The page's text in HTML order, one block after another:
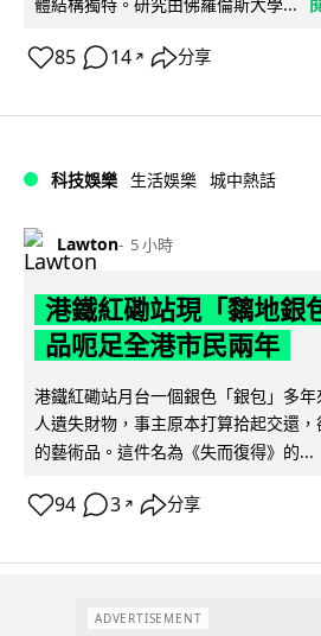
85 14 ↗ 分享
科技娛樂 生活娛樂 城中熱話
Lawton 5 小時
港鐵紅磡站現「黐地銀
品呃足全港市民兩年
港鐵紅磡站月台一個銀色「銀包」多
人遺失財物，事主原本打算拾起交還
的藝術品。這件名為《失而復得》的...
94 3 ↗ 分享
ADVERTISEMENT